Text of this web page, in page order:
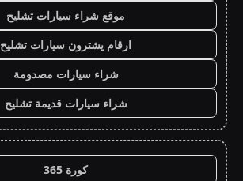
موقع شراء سيارات تشليح
ارقام يشترون سيارات تشليح
شراء سيارات مصدومة
شراء سيارات قديمة تشليح
كورة 365